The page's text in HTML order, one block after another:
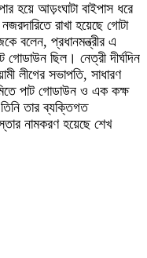
হয়ে আড়ংঘাটা বাইপাস ধরে
রাখা হয়েছে গোটা
বলেন, প্রধানমন্ত্রীর এ
গোডাউন ছিল। নেত্রী দীর্ঘদিন
লীগের সভাপতি, সাধারণ
পাট গোডাউন ও এক কক্ষ
তার ব্যক্তিগত
নামকরণ হয়েছে শেখ